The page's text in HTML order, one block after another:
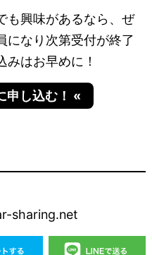
も興味があるなら、ぜ
になり次第受付が終了
みはお早めに！
申し込む！ «
sharing.net